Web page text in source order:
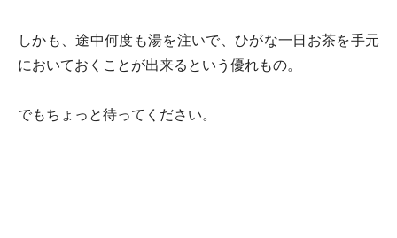
しかも、途中何度も湯を注いで、ひがな一日お茶を手元
においておくことが出来るという優れもの。
でもちょっと待ってください。